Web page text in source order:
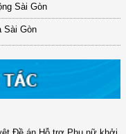
Sài Gòn
Sài Gòn
số 2415/QĐ-TTg ngày
trình mục tiêu quốc gia
số 72-NQ/TW ngày
Đề án Hỗ trợ Phụ nữ khởi